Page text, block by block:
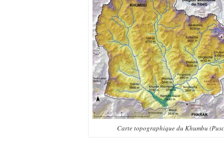
Carte topographique du Khumbu